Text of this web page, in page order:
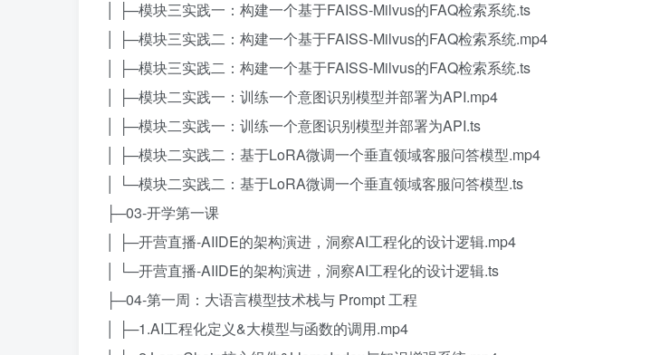
│ ├─模块三实践一：构建一个基于FAISS-Milvus的FAQ检索系统.ts
│ ├─模块三实践二：构建一个基于FAISS-Milvus的FAQ检索系统.mp4
│ ├─模块三实践二：构建一个基于FAISS-Milvus的FAQ检索系统.ts
│ ├─模块二实践一：训练一个意图识别模型并部署为API.mp4
│ ├─模块二实践一：训练一个意图识别模型并部署为API.ts
│ ├─模块二实践二：基于LoRA微调一个垂直领域客服问答模型.mp4
│ └─模块二实践二：基于LoRA微调一个垂直领域客服问答模型.ts
├─03-开学第一课
│ ├─开营直播-AIIDE的架构演进，洞察AI工程化的设计逻辑.mp4
│ └─开营直播-AIIDE的架构演进，洞察AI工程化的设计逻辑.ts
├─04-第一周：大语言模型技术栈与 Prompt 工程
│ ├─1.AI工程化定义&大模型与函数的调用.mp4